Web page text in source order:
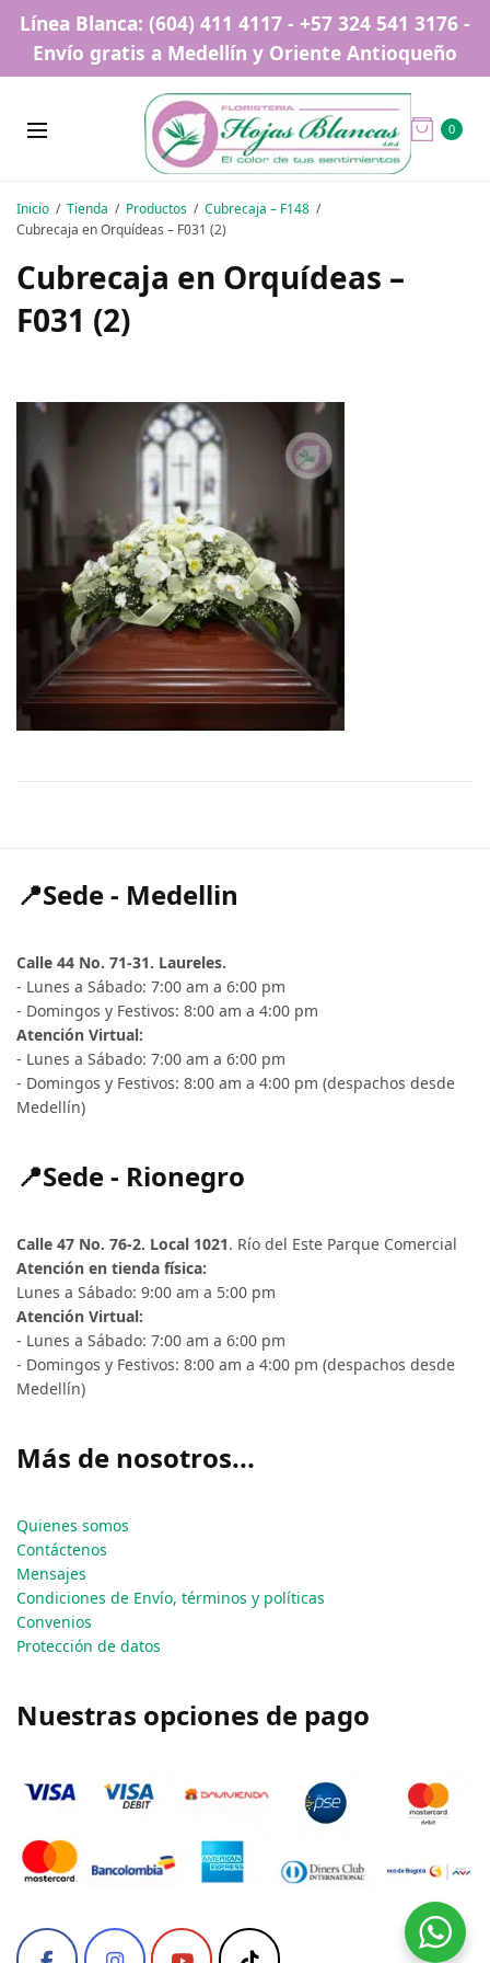
Línea Blanca: (604) 411 4117 - +57 324 541 3176 -
Envío gratis a Medellín y Oriente Antioqueño
0
Inicio Tienda Productos
Cubrecaja – F148
Cubrecaja en Orquídeas – F031 (2)
Cubrecaja en Orquídeas –
F031 (2)
📍Sede - Medellin
Calle 44 No. 71-31. Laureles.
- Lunes a Sábado: 7:00 am a 6:00 pm
- Domingos y Festivos: 8:00 am a 4:00 pm
Atención Virtual:
- Lunes a Sábado: 7:00 am a 6:00 pm
- Domingos y Festivos: 8:00 am a 4:00 pm (despachos desde
Medellín)
📍Sede - Rionegro
Calle 47 No. 76-2. Local 1021. Río del Este Parque Comercial
Atención en tienda física:
Lunes a Sábado: 9:00 am a 5:00 pm
Atención Virtual:
- Lunes a Sábado: 7:00 am a 6:00 pm
- Domingos y Festivos: 8:00 am a 4:00 pm (despachos desde
Medellín)
Más de nosotros...
Quienes somos
Contáctenos
Mensajes
Condiciones de Envío, términos y políticas
Convenios
Protección de datos
Nuestras opciones de pago